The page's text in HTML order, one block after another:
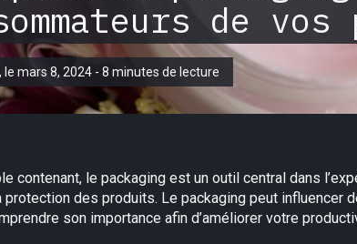
de
le mars 8, 2024 - 8 minutes de lecture
contenant, le packaging est un outil central dans
protection des produits. Le packaging peut influencer
son importance afin d’améliorer votre